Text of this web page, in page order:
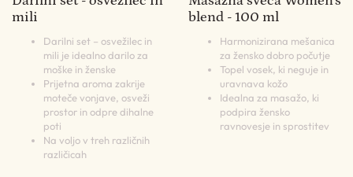
mili
Darilni set – osvežilec in
mili je idealno darilo za
moške in ženske
Prijetna aroma zakrije
moteče vonjave, osveži
prostor in odpre dihalne
poti
Na voljo v treh različnih
različicah
blend - 100 ml
Harmonizirana mešanica
za žensko dobro počutje
Topel vosek, ki neguje in
uravnava kožo
Idealna za masažo, ki
podpira žensko
ravnovesje in sprostitev